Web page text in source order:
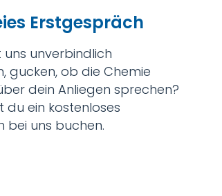
Erstgespräch
unverbindlich
gucken, ob die Chemie
dein Anliegen sprechen?
du ein kostenloses
bei uns buchen.